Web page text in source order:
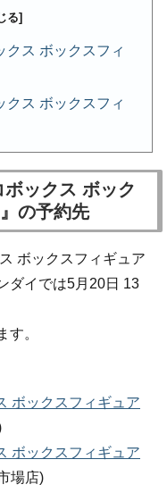
クス ボックスフィ
クス ボックスフィ
ボックス ボック
の予約先
ボックスフィギュア
ダイでは5月20日 13
す。
ボックスフィギュア
ボックスフィギュア
場店)